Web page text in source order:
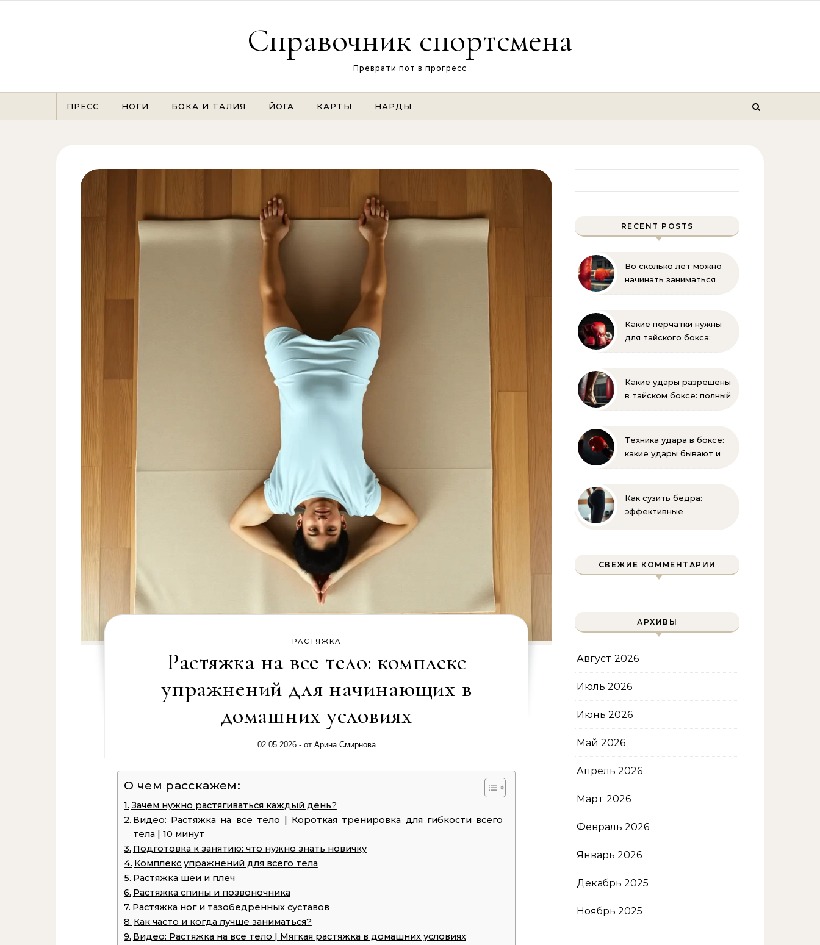
Справочник спортсмена
Преврати пот в прогресс
ПРЕСС НОГИ БОКА И ТАЛИЯ ЙОГА КАРТЫ НАРДЫ
РАСТЯЖКА
Растяжка на все тело: комплекс
упражнений для начинающих в
домашних условиях
02.05.2026 - от Арина Смирнова
О чем расскажем:
Зачем нужно растягиваться каждый день?
Видео: Растяжка на все тело | Короткая тренировка для гибкости всего
тела | 10 минут
Подготовка к занятию: что нужно знать новичку
Комплекс упражнений для всего тела
Растяжка шеи и плеч
Растяжка спины и позвоночника
Растяжка ног и тазобедренных суставов
Как часто и когда лучше заниматься?
Видео: Растяжка на все тело | Мягкая растяжка в домашних условиях
RECENT POSTS
Во сколько лет можно
начинать заниматься
советы тренеров
Какие перчатки нужны
для тайского бокса:
экипировки
Какие удары разрешены
в тайском боксе: полный
Техника удара в боксе:
какие удары бывают и
Как сузить бедра:
эффективные
СВЕЖИЕ КОММЕНТАРИИ
АРХИВЫ
Август 2026
Июль 2026
Июнь 2026
Май 2026
Апрель 2026
Март 2026
Февраль 2026
Январь 2026
Декабрь 2025
Ноябрь 2025